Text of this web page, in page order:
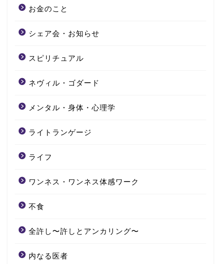
お金のこと
シェア会・お知らせ
スピリチュアル
ネヴィル・ゴダード
メンタル・身体・心理学
ライトランゲージ
ライフ
ワンネス・ワンネス体感ワーク
不食
全許し〜許しとアンカリング〜
内なる医者